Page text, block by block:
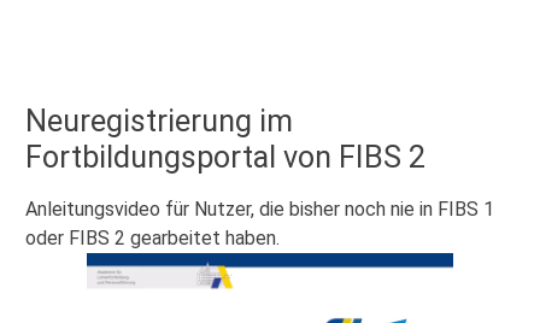
Neuregistrierung im
Fortbildungsportal von FIBS 2
Anleitungsvideo für Nutzer, die bisher noch nie in FIBS 1
oder FIBS 2 gearbeitet haben.